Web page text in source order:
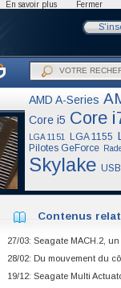
AMD A-Series
Core i5 Core
LGA 1151 LGA 1155
Pilotes GeForce
Skylake
Contenus
27/03: Seagate MACH.2,
28/02: Du mouvement du
19/12: Seagate Multi
En savoir plus Fermer